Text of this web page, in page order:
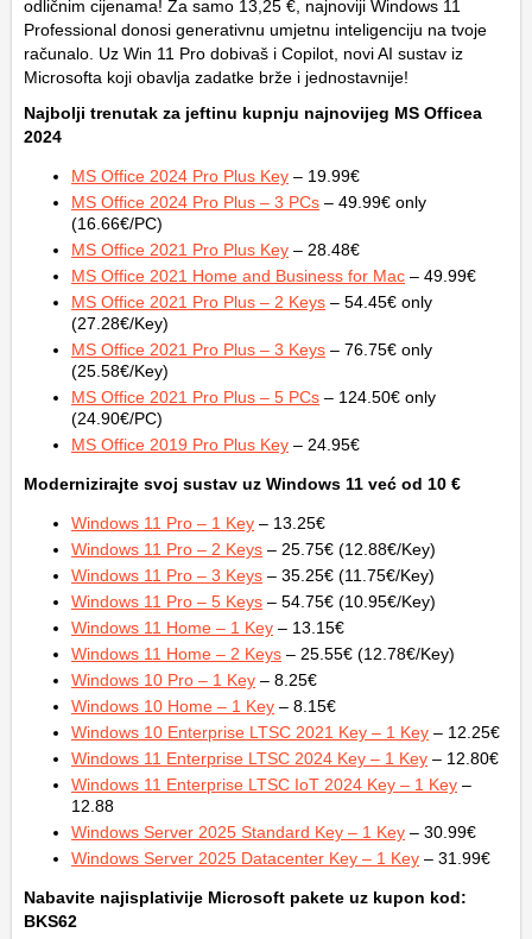
odličnim cijenama! Za samo 13,25 €, najnoviji Windows 11
Professional donosi generativnu umjetnu inteligenciju na tvoje
računalo. Uz Win 11 Pro dobivaš i Copilot, novi AI sustav iz
Microsofta koji obavlja zadatke brže i jednostavnije!
Najbolji trenutak za jeftinu kupnju najnovijeg MS Officea
2024
MS Office 2024 Pro Plus Key – 19.99€
MS Office 2024 Pro Plus – 3 PCs – 49.99€ only
(16.66€/PC)
MS Office 2021 Pro Plus Key – 28.48€
MS Office 2021 Home and Business for Mac – 49.99€
MS Office 2021 Pro Plus – 2 Keys – 54.45€ only
(27.28€/Key)
MS Office 2021 Pro Plus – 3 Keys – 76.75€ only
(25.58€/Key)
MS Office 2021 Pro Plus – 5 PCs – 124.50€ only
(24.90€/PC)
MS Office 2019 Pro Plus Key – 24.95€
Modernizirajte svoj sustav uz Windows 11 već od 10 €
Windows 11 Pro – 1 Key – 13.25€
Windows 11 Pro – 2 Keys – 25.75€ (12.88€/Key)
Windows 11 Pro – 3 Keys – 35.25€ (11.75€/Key)
Windows 11 Pro – 5 Keys – 54.75€ (10.95€/Key)
Windows 11 Home – 1 Key – 13.15€
Windows 11 Home – 2 Keys – 25.55€ (12.78€/Key)
Windows 10 Pro – 1 Key – 8.25€
Windows 10 Home – 1 Key – 8.15€
Windows 10 Enterprise LTSC 2021 Key – 1 Key – 12.25€
Windows 11 Enterprise LTSC 2024 Key – 1 Key – 12.80€
Windows 11 Enterprise LTSC IoT 2024 Key – 1 Key –
12.88
Windows Server 2025 Standard Key – 1 Key – 30.99€
Windows Server 2025 Datacenter Key – 1 Key – 31.99€
Nabavite najisplativije Microsoft pakete uz kupon kod:
BKS62